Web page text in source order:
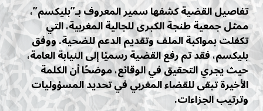
تفاصيل القضية كشفها سمير المعروف بـ”بليكسم”،
ممثل جمعية طنجة الكبرى للجالية المغربية، التي
تكفلت بمواكبة الملف وتقديم الدعم للضحية. ووفق
بليكسم، فقد تم رفع القضية رسميًا إلى النيابة العامة،
حيث يجري التحقيق في الوقائع، موضحًا أن الكلمة
الأخيرة تبقى للقضاء المغربي في تحديد المسؤوليات
وترتيب الجزاءات.